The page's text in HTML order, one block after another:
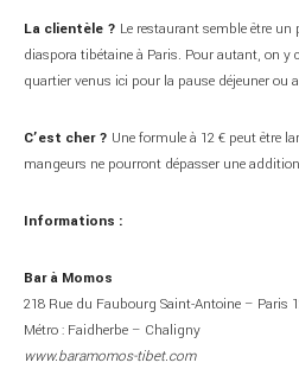
La clientèle ? Le restaurant semble être un
diaspora tibétaine à Paris. Pour autant, on y
quartier venus ici pour la pause déjeuner ou
C’est cher ? Une formule à 12 € peut être
mangeurs ne pourront dépasser une
Informations :
Bar à Momos
218 Rue du Faubourg Saint-Antoine – Paris
Métro : Faidherbe – Chaligny
www.baramomos-tibet.com